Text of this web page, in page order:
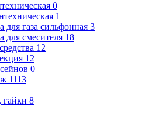
0
1
для газа сильфонная 3
для смесителя 18
12
12
0
1113
8